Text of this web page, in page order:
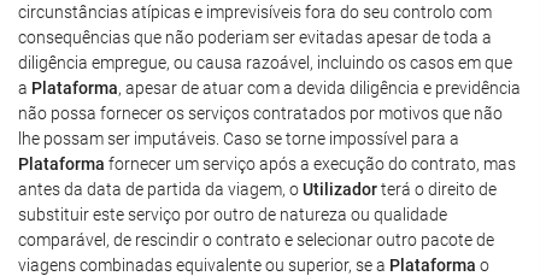
circunstâncias atípicas e imprevisíveis fora do seu controlo com
consequências que não poderiam ser evitadas apesar de toda a
diligência empregue, ou causa razoável, incluindo os casos em que
a Plataforma, apesar de atuar com a devida diligência e previdência
não possa fornecer os serviços contratados por motivos que não
lhe possam ser imputáveis. Caso se torne impossível para a
Plataforma fornecer um serviço após a execução do contrato, mas
antes da data de partida da viagem, oUtilizadorterá o direito de
substituir este serviço por outro de natureza ou qualidade
comparável, de rescindir o contrato e selecionar outro pacote de
viagens combinadas equivalente ou superior, se a Plataforma o